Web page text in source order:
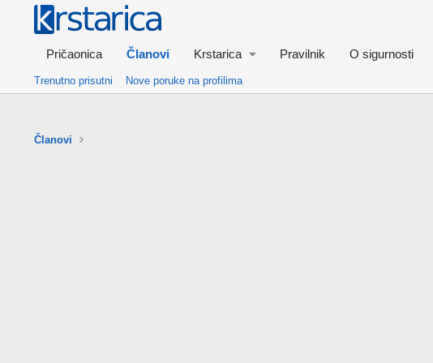
Pričaonica Članovi Krstarica Pravilnik O sigurnosti
Trenutno prisutni Nove poruke na profilima
Članovi